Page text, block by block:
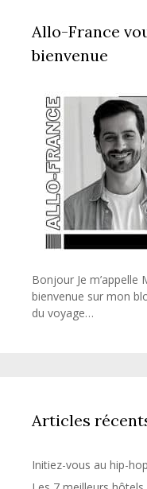
Allo-France
bienvenue
Bonjour Je
bienvenue sur mon
du voyage…
Articles
Initiez-vous au hip-